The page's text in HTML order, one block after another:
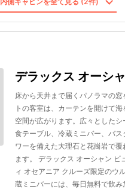
デラックス オーシ
床から天井まで届くパノラマの
トの客室は、カーテンを開けて
空間が広がります。広々とした
食テーブル、冷蔵ミニバー、バ
ワーを備えた大理石と花崗岩で
ます。 デラックス オーシャン
ィ オセアニア クルーズ限定のウ
蔵ミニバーには、毎日無料で飲